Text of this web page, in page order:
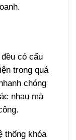
có cấu
trong quá
chóng
nhau mà
thống khóa